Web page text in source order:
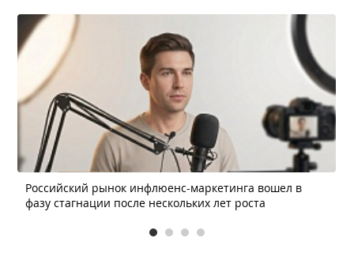
Российский рынок инфлюенс-маркетинга вошел в
фазу стагнации после нескольких лет роста